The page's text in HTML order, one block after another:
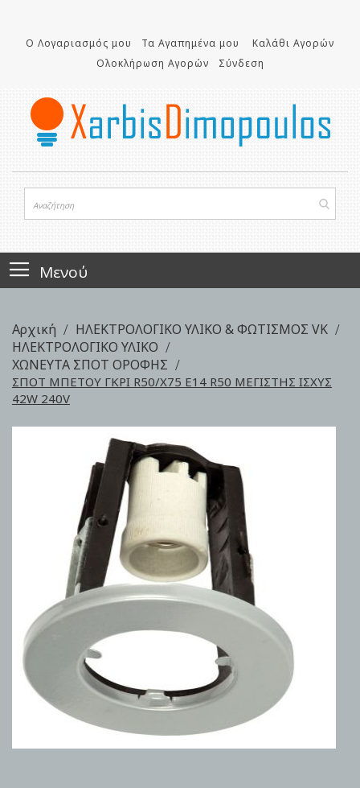
περιεχόμενο
Ο Λογαριασμός μου Τα Αγαπημένα μου
Καλάθι Αγορών
Ολοκλήρωση Αγορών
Σύνδεση
Μενού
Αρχική
ΗΛΕΚΤΡΟΛΟΓΙΚΟ ΥΛΙΚΟ & ΦΩΤΙΣΜΟΣ VK
ΗΛΕΚΤΡΟΛΟΓΙΚΟ ΥΛΙΚΟ
ΧΩΝΕΥΤΑ ΣΠΟΤ ΟΡΟΦΗΣ
ΣΠΟΤ ΜΠΕΤΟΥ ΓΚΡΙ R50/X75 Ε14 R50 MΕΓΙΣΤΗΣ ΙΣΧΥΣ
42W 240V
Skip